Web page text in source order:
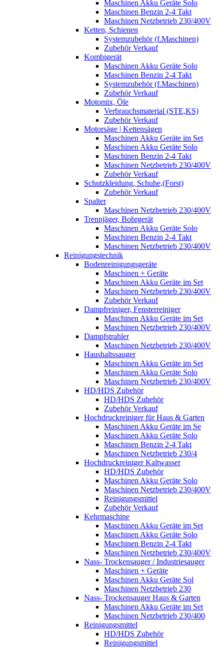
Maschinen Akku Geräte Solo
Maschinen Benzin 2-4 Takt
Maschinen Netzbetrieb 230/400V
Ketten, Schienen
Systemzubehör (f.Maschinen)
Zubehör Verkauf
Kombigerät
Maschinen Akku Geräte Solo
Maschinen Benzin 2-4 Takt
Systemzubehör (f.Maschinen)
Zubehör Verkauf
Motomix, Öle
Verbrauchsmaterial (STE,KS)
Zubehör Verkauf
Motorsäge | Kettensägen
Maschinen Akku Geräte im Set
Maschinen Akku Geräte Solo
Maschinen Benzin 2-4 Takt
Maschinen Netzbetrieb 230/400V
Zubehör Verkauf
Schutzkleidung, Schuhe,(Forst)
Zubehör Verkauf
Spalter
Maschinen Netzbetrieb 230/400V
Trennjäger, Bohrgerät
Maschinen Akku Geräte Solo
Maschinen Benzin 2-4 Takt
Maschinen Netzbetrieb 230/400V
Reinigungstechnik
Bodenreinigungsgeräte
Maschinen + Geräte
Maschinen Akku Geräte im Set
Maschinen Netzbetrieb 230/400V
Zubehör Verkauf
Dampfreiniger, Fensterreiniger
Maschinen Akku Geräte im Set
Maschinen Netzbetrieb 230/400V
Dampfstrahler
Maschinen Netzbetrieb 230/400V
Haushaltssauger
Maschinen Akku Geräte im Set
Maschinen Akku Geräte Solo
Maschinen Netzbetrieb 230/400V
HD/HDS Zubehör
HD/HDS Zubehör
Zubehör Verkauf
Hochdruckreiniger für Haus & Garten
Maschinen Akku Geräte im Se
Maschinen Akku Geräte Solo
Maschinen Benzin 2-4 Takt
Maschinen Netzbetrieb 230/4
Hochdruckreiniger Kaltwasser
HD/HDS Zubehör
Maschinen Akku Geräte Solo
Maschinen Netzbetrieb 230/400V
Reinigungsmittel
Zubehör Verkauf
Kehrmaschine
Maschinen Akku Geräte im Set
Maschinen Akku Geräte Solo
Maschinen Benzin 2-4 Takt
Maschinen Netzbetrieb 230/400V
Nass- Trockensauger / Industriesauger
Maschinen + Geräte
Maschinen Akku Geräte Sol
Maschinen Netzbetrieb 230
Nass- Trockensauger Haus & Garten
Maschinen Akku Geräte im Set
Maschinen Netzbetrieb 230/400
Reinigungsmittel
HD/HDS Zubehör
Reinigungsmittel